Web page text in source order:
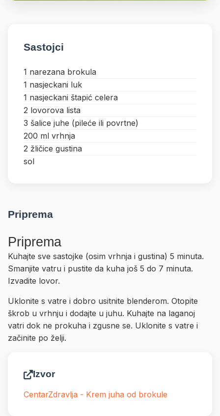
Sastojci
1 narezana brokula
1 nasjeckani luk
1 nasjeckani štapić celera
2 lovorova lista
3 šalice juhe (pileće ili povrtne)
200 ml vrhnja
2 žličice gustina
sol
Priprema
Priprema
Kuhajte sve sastojke (osim vrhnja i gustina) 5 minuta.
Smanjite vatru i pustite da kuha još 5 do 7 minuta.
Izvadite lovor.
Uklonite s vatre i dobro usitnite blenderom. Otopite
škrob u vrhnju i dodajte u juhu. Kuhajte na laganoj
vatri dok ne prokuha i zgusne se. Uklonite s vatre i
začinite po želji.
Izvor
CentarZdravlja - Krem juha od brokule